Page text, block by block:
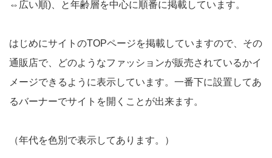
⇔広い順)、と年齢層を中心に順番に掲載しています。
はじめにサイトのTOPページを掲載していますので、その
通販店で、どのようなファッションが販売されているかイ
メージできるように表示しています。一番下に設置してあ
るバーナーでサイトを開くことが出来ます。
（年代を色別で表示してあります。）